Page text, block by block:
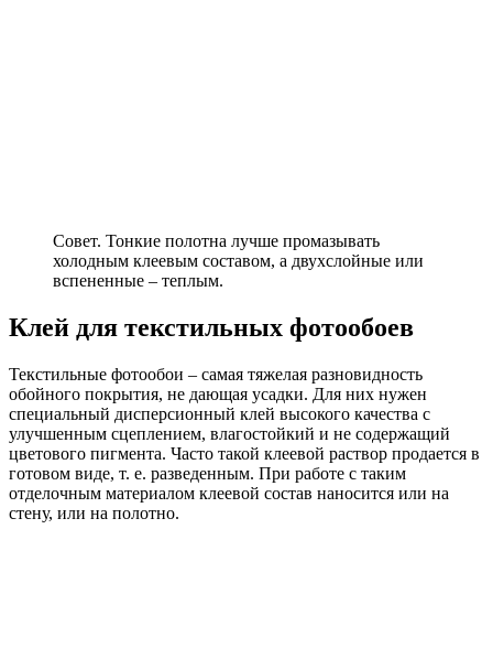
Совет. Тонкие полотна лучше промазывать
холодным клеевым составом, а двухслойные или
вспененные – теплым.
Клей для текстильных фотообоев
Текстильные фотообои – самая тяжелая разновидность
обойного покрытия, не дающая усадки. Для них нужен
специальный дисперсионный клей высокого качества с
улучшенным сцеплением, влагостойкий и не содержащий
цветового пигмента. Часто такой клеевой раствор продается в
готовом виде, т. е. разведенным. При работе с таким
отделочным материалом клеевой состав наносится или на
стену, или на полотно.